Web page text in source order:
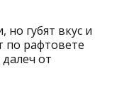
но губят вкус и
по рафтовете
от